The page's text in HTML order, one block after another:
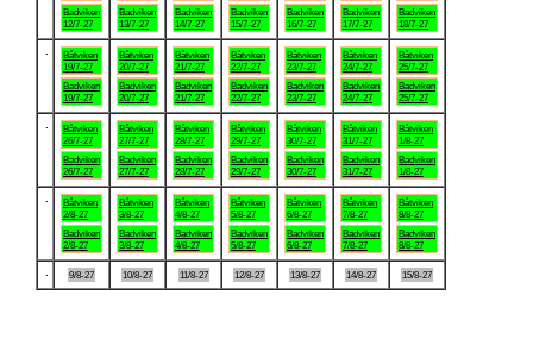
Badviken
12/7-27
Badviken
13/7-27
Badviken
14/7-27
Badviken
15/7-27
Badviken
16/7-27
Badviken
17/7-27
Badviken
18/7-27
Båtviken
19/7-27
Badviken
19/7-27
Båtviken
20/7-27
Badviken
20/7-27
Båtviken
21/7-27
Badviken
21/7-27
Båtviken
22/7-27
Badviken
22/7-27
Båtviken
23/7-27
Badviken
23/7-27
Båtviken
24/7-27
Badviken
24/7-27
Båtviken
25/7-27
Badviken
25/7-27
Båtviken
26/7-27
Badviken
26/7-27
Båtviken
27/7-27
Badviken
27/7-27
Båtviken
28/7-27
Badviken
28/7-27
Båtviken
29/7-27
Badviken
29/7-27
Båtviken
30/7-27
Badviken
30/7-27
Båtviken
31/7-27
Badviken
31/7-27
Båtviken
1/8-27
Badviken
1/8-27
Båtviken
2/8-27
Badviken
2/8-27
Båtviken
3/8-27
Badviken
3/8-27
Båtviken
4/8-27
Badviken
4/8-27
Båtviken
5/8-27
Badviken
5/8-27
Båtviken
6/8-27
Badviken
6/8-27
Båtviken
7/8-27
Badviken
7/8-27
Båtviken
8/8-27
Badviken
8/8-27
9/8-27 10/8-27 11/8-27 12/8-27 13/8-27 14/8-27 15/8-27